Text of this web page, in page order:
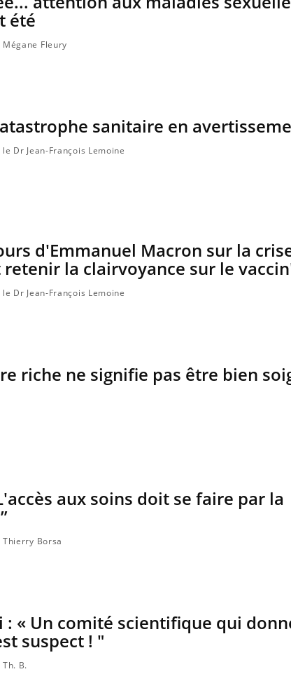
été
Mégane Fleury
sanitaire en
le Dr Jean-François Lemoine
d'Emmanuel Macron sur la
la clairvoyance sur le
le Dr Jean-François Lemoine
riche ne signifie pas être bien
aux soins doit se faire par la
Thierry Borsa
: « Un comité scientifique qui
suspect ! "
Th. B.
fer sont multiples ce qui la rend patients comme parfois